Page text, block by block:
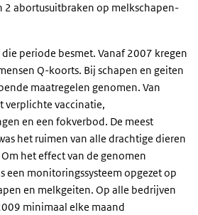
2 abortusuitbraken op melkschapen-
periode besmet. Vanaf 2007 kregen
Q-koorts. Bij schapen en geiten
maatregelen genomen. Van
verplichte vaccinatie,
en een fokverbod. De meest
het ruimen van alle drachtige dieren
het effect van de genomen
een monitoringssysteem opgezet op
en melkgeiten. Op alle bedrijven
minimaal elke maand